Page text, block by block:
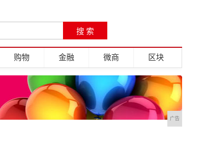
购物 金融 微商 区块
广告